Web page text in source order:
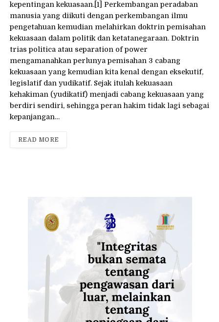
kepentingan kekuasaan.[1] Perkembangan peradaban
manusia yang diikuti dengan perkembangan ilmu
pengetahuan kemudian melahirkan doktrin pemisahan
kekuasaan dalam politik dan ketatanegaraan. Doktrin
trias politica atau separation of power
mengamanahkan perlunya pemisahan 3 cabang
kekuasaan yang kemudian kita kenal dengan eksekutif,
legislatif dan yudikatif. Sejak itulah kekuasaan
kehakiman (yudikatif) menjadi cabang kekuasaan yang
berdiri sendiri, sehingga peran hakim tidak lagi sebagai
kepanjangan…
READ MORE